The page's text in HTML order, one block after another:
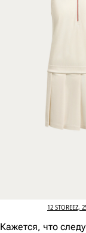
12 STOREEZ,
Кажется, что